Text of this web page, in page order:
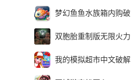
梦幻鱼鱼水族箱内购破
双胞胎重制版无限火力
我的模拟超市中文破解